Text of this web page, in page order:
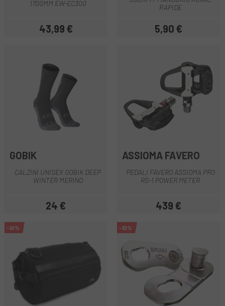
1700MM EW-EC300
Prezzo
43,99 €
RAPIDE
Prezzo
5,90 €
GOBIK
CALZINI UNISEX GOBIK DEEP
WINTER MERINO
Prezzo
24 €
ASSIOMA FAVERO
PEDALI FAVERO ASSIOMA PRO
RS-1 POWER METER
Prezzo
439 €
-10% -10%